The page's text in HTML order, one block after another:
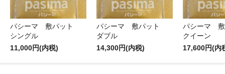
パシーマ 敷パット
シングル
11,000円(内税)
パシーマ 敷パット
ダブル
14,300円(内税)
パシーマ
クイーン
17,600円(内